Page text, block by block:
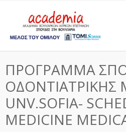
ΠΡΟΓΡΑΜΜΑ
ΟΔΟΝΤΙΑΤΡΙΚΗΣ
UNV.SOFIA-
MEDICINE